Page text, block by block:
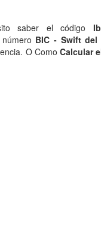
saber el código
BIC - Swift del
O ComoCalcular